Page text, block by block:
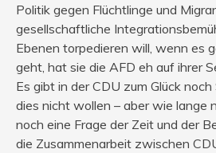
Politik gegen Flüchtlinge und
gesellschaftliche
Ebenen torpedieren will, wenn es
geht, hat sie die AFD eh auf ihrer
Es gibt in der CDU zum Glück
dies nicht wollen – aber wie lange
noch eine Frage der Zeit und der
die Zusammenarbeit zwischen